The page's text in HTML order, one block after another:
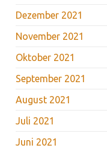
Dezember 2021
November 2021
Oktober 2021
September 2021
August 2021
Juli 2021
Juni 2021